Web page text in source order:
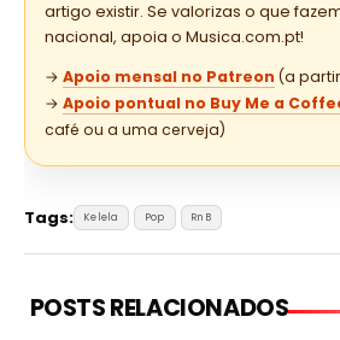
artigo existir. Se valorizas o que
nacional, apoia o Musica.com.pt!
→ Apoio mensal no Patreon (a
→ Apoio pontual no Buy Me a
café ou a uma cerveja)
Tags: Kelela Pop RnB
POSTS RELACIONADOS